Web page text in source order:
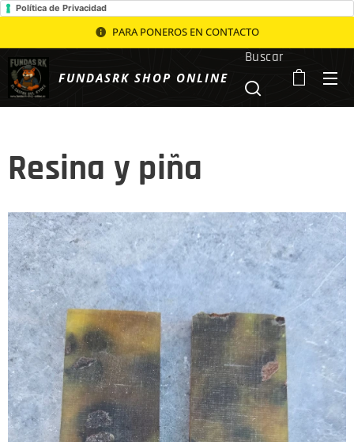
Política de Privacidad
PARA PONEROS EN CONTACTO
FUNDASRK SHOP ONLINE
Buscar
Resina y piña